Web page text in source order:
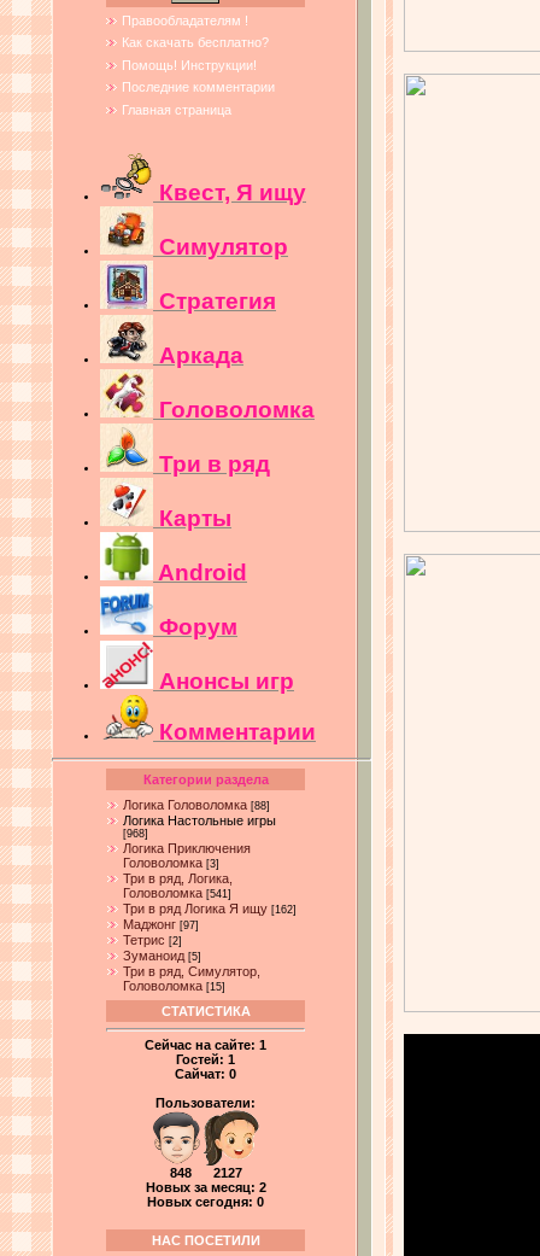
Правообладателям !
Как скачать бесплатно?
Помощь! Инструкции!
Последние комментарии
Главная страница
Квест, Я ищу
Симулятор
Стратегия
Аркада
Головоломка
Три в ряд
Карты
Android
Форум
Анонсы игр
Комментарии
Категории раздела
Логика Головоломка [88]
Логика Настольные игры
[968]
Логика Приключения
Головоломка [3]
Три в ряд, Логика,
Головоломка [541]
Три в ряд Логика Я ищу [162]
Маджонг [97]
Тетрис [2]
Зуманоид [5]
Три в ряд, Симулятор,
Головоломка [15]
СТАТИСТИКА
Сейчас на сайте: 1
Гостей: 1
Сайчат: 0
Пользователи:
848 2127
Новых за месяц: 2
Новых сегодня: 0
НАС ПОСЕТИЛИ